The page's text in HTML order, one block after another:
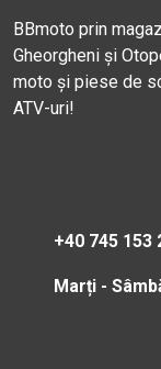
BBmoto prin
Gheorgheni și
moto și piese de
ATV-uri!
+40 745 153
Marți -